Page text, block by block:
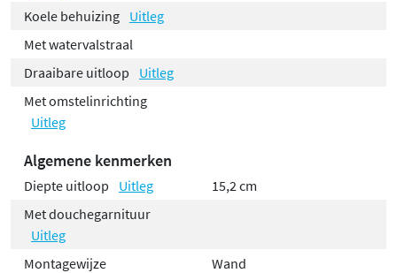
Koele behuizing Uitleg
Met watervalstraal
Draaibare uitloop
Uitleg
Met omstelinrichting
Uitleg
Algemene kenmerken
Diepte uitloop Uitleg
15,2 cm
Met douchegarnituur
Uitleg
Montagewijze
Wand